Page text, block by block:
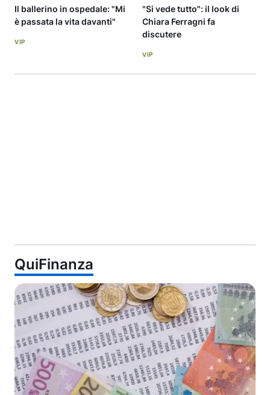
Il ballerino in ospedale: "Mi
è passata la vita davanti"
VIP
"Si vede tutto": il look di
Chiara Ferragni fa
discutere
VIP
QuiFinanza